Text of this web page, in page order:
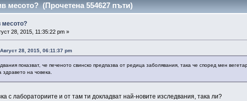
месото? (Прочетена 554627 пъти)
месото?
28, 2015, 11:35:22 pm »
28, 2015, 06:11:37 pm
показват, че печеното свинско предпазва от редица заболявания, така че според мен
здравето на човека.
с лабораториите и от там ти докладват най-новите изследвания, така ли?